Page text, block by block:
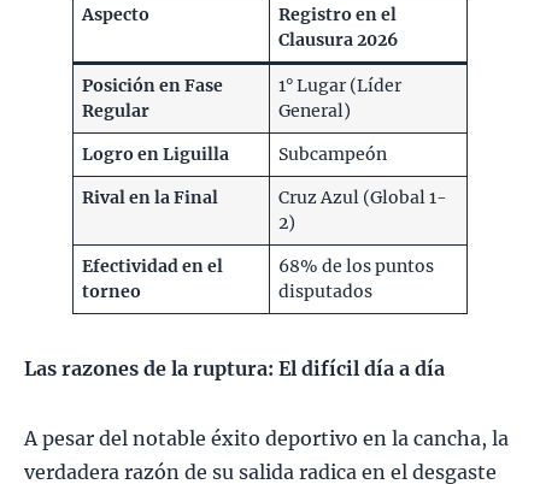
Aspecto
Registro en el
Clausura 2026
Posición en Fase
Regular
1° Lugar (Líder
General)
Logro en Liguilla
Subcampeón
Rival en la Final
Cruz Azul (Global 1-
2)
Efectividad en el
torneo
68% de los puntos
disputados
Las razones de la ruptura: El difícil día a día
A pesar del notable éxito deportivo en la cancha, la
verdadera razón de su salida radica en el desgaste